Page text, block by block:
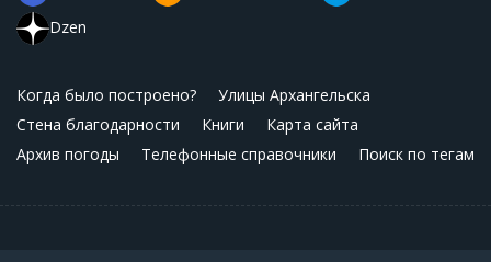
Dzen
Когда было построено?
Улицы Архангельска
Стена благодарности
Книги
Карта сайта
Архив погоды
Телефонные справочники Поиск по тегам